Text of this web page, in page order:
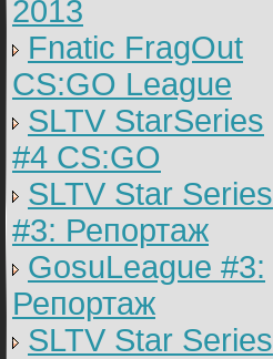
2013
Fnatic FragOut
CS:GO League
SLTV StarSeries
#4 CS:GO
SLTV Star Series
#3: Репортаж
GosuLeague #3:
Репортаж
SLTV Star Series